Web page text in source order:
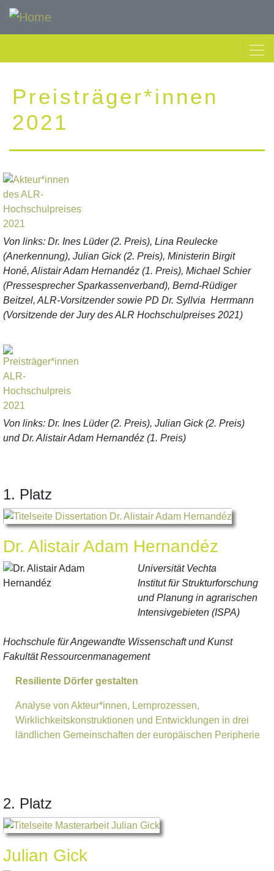
Preisträger*innen
2021
Von links: Dr. Ines Lüder (2. Preis), Lina Reulecke
(Anerkennung), Julian Gick (2. Preis), Ministerin Birgit
Honé, Alistair Adam Hernandéz (1. Preis), Michael Schier
(Pressesprecher Sparkassenverband), Bernd-Rüdiger
Beitzel, ALR-Vorsitzender sowie PD Dr. Syllvia Herrmann
(Vorsitzende der Jury des ALR Hochschulpreises 2021)
Von links: Dr. Ines Lüder (2. Preis), Julian Gick (2. Preis)
und Dr. Alistair Adam Hernandéz (1. Preis)
1. Platz
Dr. Alistair Adam Hernandéz
Universität Vechta
Institut für Strukturforschung
und Planung in agrarischen
Intensivgebieten (ISPA)
Hochschule für Angewandte Wissenschaft und Kunst
Fakultät Ressourcenmanagement
Resiliente Dörfer gestalten
Analyse von Akteur*innen, Lernprozessen,
Wirklichkeitskonstruktionen und Entwicklungen in drei
ländlichen Gemeinschaften der europäischen Peripherie
2. Platz
Julian Gick